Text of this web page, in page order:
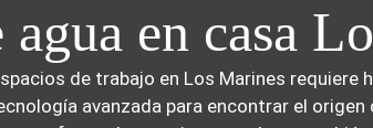
en casa
de trabajo en Los Marines
avanzada para encontrar el